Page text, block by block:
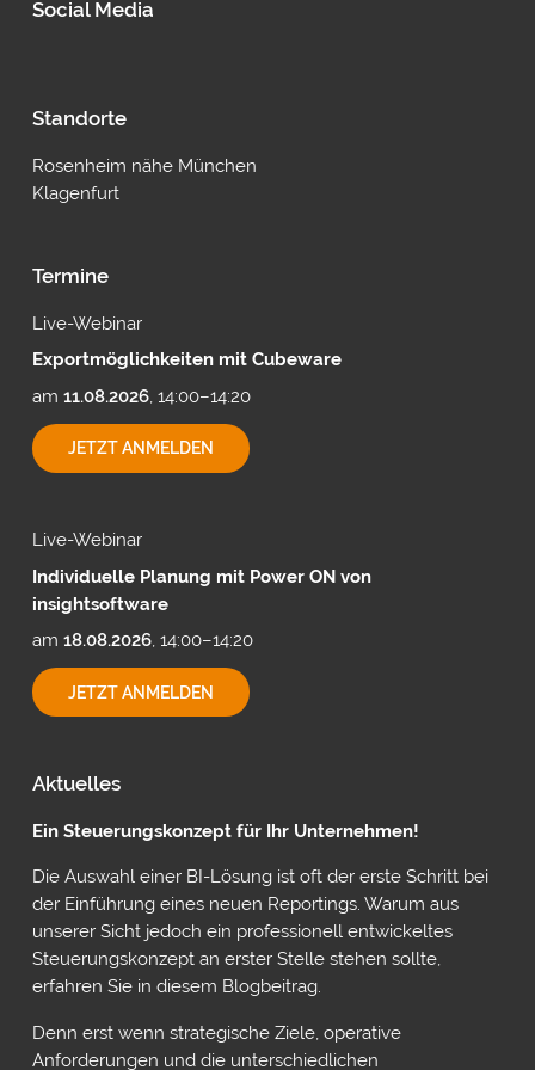
Social Media
Standorte
Rosenheim nähe München
Klagenfurt
Termine
Live-Webinar
Exportmöglichkeiten mit Cubeware
am 11.08.2026, 14:00–14:20
JETZT ANMELDENEXPORTMÖGLICHKEITEN
MIT
Live-Webinar
Individuelle Planung mit Power ON von
insightsoftware
am 18.08.2026, 14:00–14:20
JETZT ANMELDENINDIVIDUELLE
PLANUNG
Aktuelles
Ein Steuerungskonzept für Ihr Unternehmen!
Die Auswahl einer BI-Lösung ist oft der erste Schritt bei
der Einführung eines neuen Reportings. Warum aus
unserer Sicht jedoch ein professionell entwickeltes
Steuerungskonzept an erster Stelle stehen sollte,
erfahren Sie in diesem Blogbeitrag.
Denn erst wenn strategische Ziele, operative
Anforderungen und die unterschiedlichen